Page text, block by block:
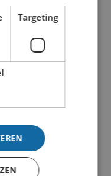
Targeting